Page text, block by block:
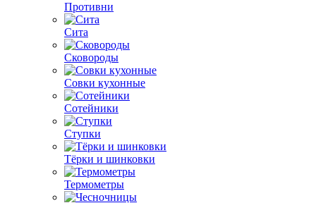
Противни
Сита
Сковороды
Совки кухонные
Сотейники
Ступки
Тёрки и шинковки
Термометры